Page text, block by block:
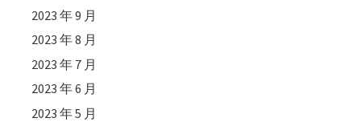
2023 年 9 月
2023 年 8 月
2023 年 7 月
2023 年 6 月
2023 年 5 月